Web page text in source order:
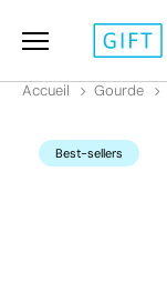
Accueil Gourde
Best-sellers